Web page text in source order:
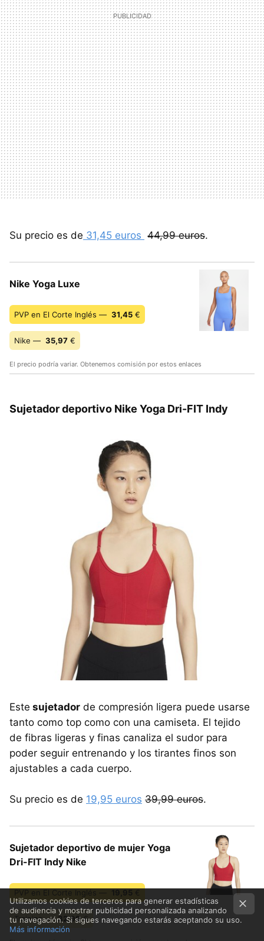
Su precio es de 31,45 euros 44,99 euros.
Nike Yoga Luxe
PVP en El Corte Inglés — 31,45 €
Nike — 35,97 €
El precio podría variar. Obtenemos comisión por estos enlaces
Sujetador deportivo Nike Yoga Dri-FIT Indy
Este sujetador de compresión ligera puede usarse
tanto como top como con una camiseta. El tejido
de fibras ligeras y finas canaliza el sudor para
poder seguir entrenando y los tirantes finos son
ajustables a cada cuerpo.
Su precio es de 19,95 euros 39,99 euros.
Sujetador deportivo de mujer Yoga
Dri-FIT Indy Nike
PVP en El Corte Inglés — 19,95 €
Traininn — 32,99€
Utilizamos cookies de terceros para generar estadísticas
de audiencia y mostrar publicidad personalizada analizando
tu navegación. Si sigues navegando estarás aceptando su uso.
Más información